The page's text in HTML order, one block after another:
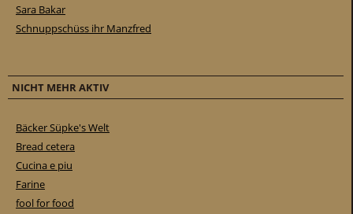
Sara Bakar
Schnuppschüss ihr Manzfred
NICHT MEHR AKTIV
Bäcker Süpke's Welt
Bread cetera
Cucina e piu
Farine
fool for food